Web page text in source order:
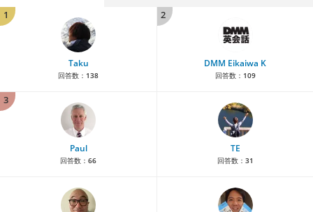
1
Taku
回答数： 138
2
DMM Eikaiwa K
回答数： 109
3
Paul
回答数： 66
TE
回答数： 31